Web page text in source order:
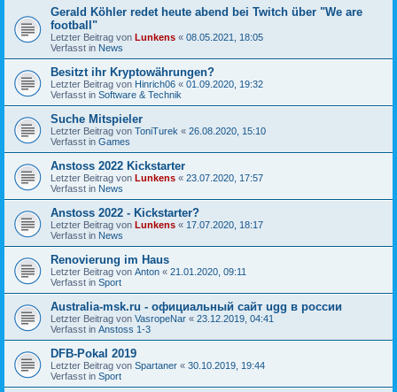
Gerald Köhler redet heute abend bei Twitch über "We are
football"
Letzter Beitrag von Lunkens « 08.05.2021, 18:05
Verfasst in News
Besitzt ihr Kryptowährungen?
Letzter Beitrag von Hinrich06 « 01.09.2020, 19:32
Verfasst in Software & Technik
Suche Mitspieler
Letzter Beitrag von ToniTurek « 26.08.2020, 15:10
Verfasst in Games
Anstoss 2022 Kickstarter
Letzter Beitrag von Lunkens « 23.07.2020, 17:57
Verfasst in News
Anstoss 2022 - Kickstarter?
Letzter Beitrag von Lunkens « 17.07.2020, 18:17
Verfasst in News
Renovierung im Haus
Letzter Beitrag von Anton « 21.01.2020, 09:11
Verfasst in Sport
Australia-msk.ru - официальный сайт ugg в россии
Letzter Beitrag von VasropeNar « 23.12.2019, 04:41
Verfasst in Anstoss 1-3
DFB-Pokal 2019
Letzter Beitrag von Spartaner « 30.10.2019, 19:44
Verfasst in Sport